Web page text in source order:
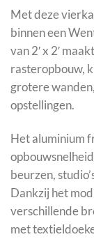
Met deze
binnen een
van 2′ x 2′
rasteropbouw,
grotere
opstellingen.
Het aluminium
beurzen,
Dankzij het
verschillende
met